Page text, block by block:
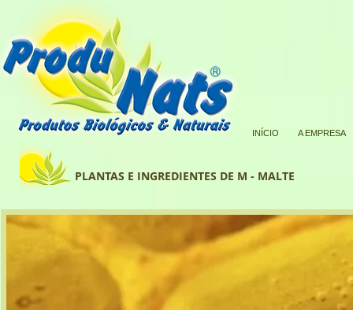
PLANTAS E INGREDIENTES DE M - MALTE
INÍCIO A EMPRESA